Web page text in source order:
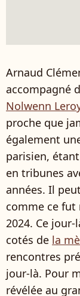
Arnaud
accompagné
Nolwenn
proche que
également
parisien,
en tribunes
années. Il
comme ce
2024. Ce
cotés de la
rencontres
jour-là. Pour
révélée au